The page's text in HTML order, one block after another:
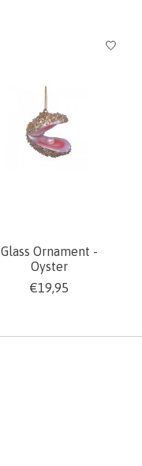
Glass Ornament -
Oyster
€19,95